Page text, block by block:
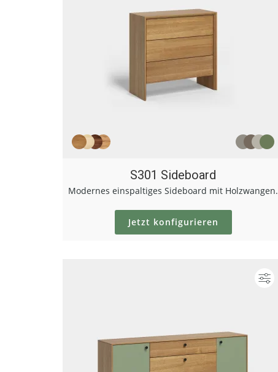
S301 Sideboard
Modernes einspaltiges Sideboard mit Holzwangen.
Jetzt konfigurieren